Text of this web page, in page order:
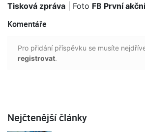
Tisková zpráva | Foto FB První
Komentáře
Pro přidání příspěvku se musíte
registrovat.
Nejčtenější články